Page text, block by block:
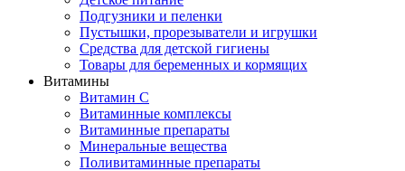
Подгузники и пеленки
Пустышки, прорезыватели и игрушки
Средства для детской гигиены
Товары для беременных и кормящих
Витамины
Витамин С
Витаминные комплексы
Витаминные препараты
Минеральные вещества
Поливитаминные препараты